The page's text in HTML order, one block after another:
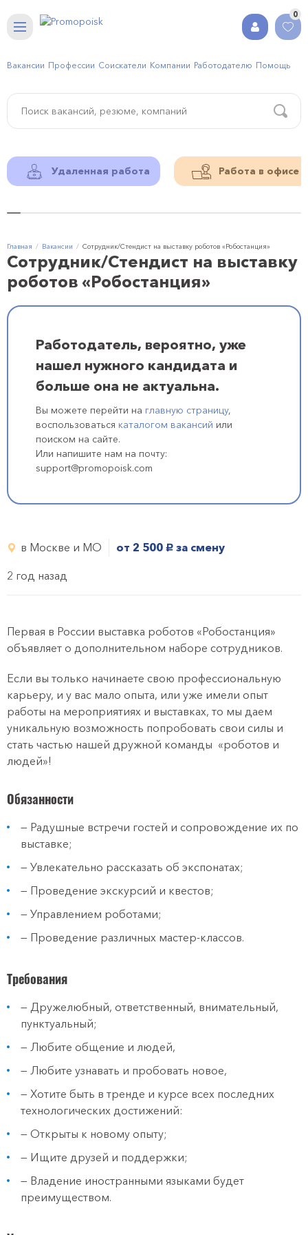
0
Вакансии Профессии Соискатели Компании Работодателю Помощь
Удаленная работа Работа в офисе
Главная Вакансии Сотрудник/Стендист на выставку роботов «Робостанция»
Сотрудник/Стендист на выставку
роботов «Робостанция»
Работодатель, вероятно, уже
нашел нужного кандидата и
больше она не актуальна.
Вы можете перейти на главную страницу,
воспользоваться каталогом вакансий или
поиском на сайте.
Или напишите нам на почту:
support@promopoisk.com
в Москве и МО от 2 500 руб. за смену
2 год назад
Первая в России выставка роботов «Робостанция»
объявляет о дополнительном наборе сотрудников.
Если вы только начинаете свою профессиональную
карьеру, и у вас мало опыта, или уже имели опыт
работы на мероприятиях и выставках, то мы даем
уникальную возможность попробовать свои силы и
стать частью нашей дружной команды «роботов и
людей»!
Обязанности
— Радушные встречи гостей и сопровождение их по
выставке;
— Увлекательно рассказать об экспонатах;
— Проведение экскурсий и квестов;
— Управлением роботами;
— Проведение различных мастер-классов.
Требования
— Дружелюбный, ответственный, внимательный,
пунктуальный;
— Любите общение и людей,
— Любите узнавать и пробовать новое,
— Хотите быть в тренде и курсе всех последних
технологических достижений:
— Открыты к новому опыту;
— Ищите друзей и поддержки;
— Владение иностранными языками будет
преимуществом.